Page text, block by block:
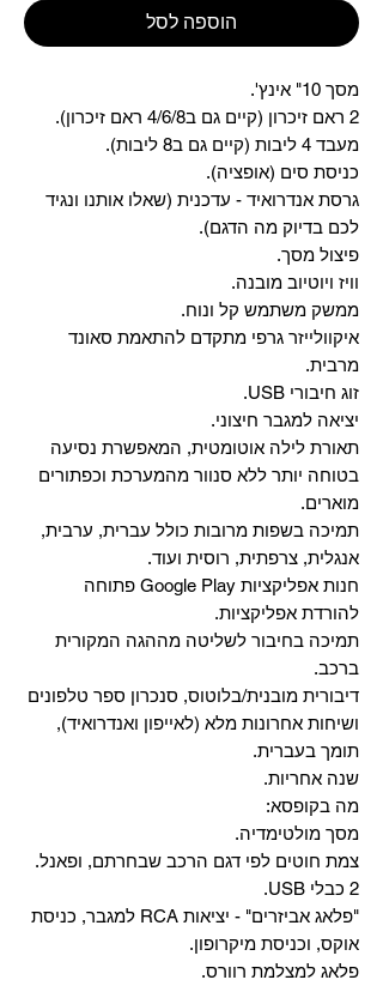
הוספה לסל
מסך 10" אינץ'.
2 ראם זיכרון (קיים גם ב4/6/8 ראם זיכרון).
מעבד 4 ליבות (קיים גם ב8 ליבות).
כניסת סים (אופציה).
גרסת אנדרואיד - עדכנית (שאלו אותנו ונגיד
לכם בדיוק מה הדגם).
פיצול מסך.
וויז ויוטיוב מובנה.
ממשק משתמש קל ונוח.
איקוולייזר גרפי מתקדם להתאמת סאונד
מרבית.
זוג חיבורי USB.
יציאה למגבר חיצוני.
תאורת לילה אוטומטית, המאפשרת נסיעה
בטוחה יותר ללא סנוור מהמערכת וכפתורים
מוארים.
תמיכה בשפות מרובות כולל עברית, ערבית,
אנגלית, צרפתית, רוסית ועוד.
‏חנות אפליקציות Google Play פתוחה
להורדת אפליקציות.
‏תמיכה בחיבור לשליטה מההגה המקורית
ברכב.
‏דיבורית מובנית/בלוטוס, ‏סנכרון ספר טלפונים
ושיחות אחרונות מלא (לאייפון ואנדרואיד),
תומך בעברית.
שנה אחריות.
מה בקופסא:
מסך מולטימדיה.
צמת חוטים לפי דגם הרכב שבחרתם, ופאנל.
2 כבלי USB.
"פלאג אביזרים" - יציאות RCA למגבר, כניסת
אוקס, וכניסת מיקרופון.
פלאג למצלמת רוורס.